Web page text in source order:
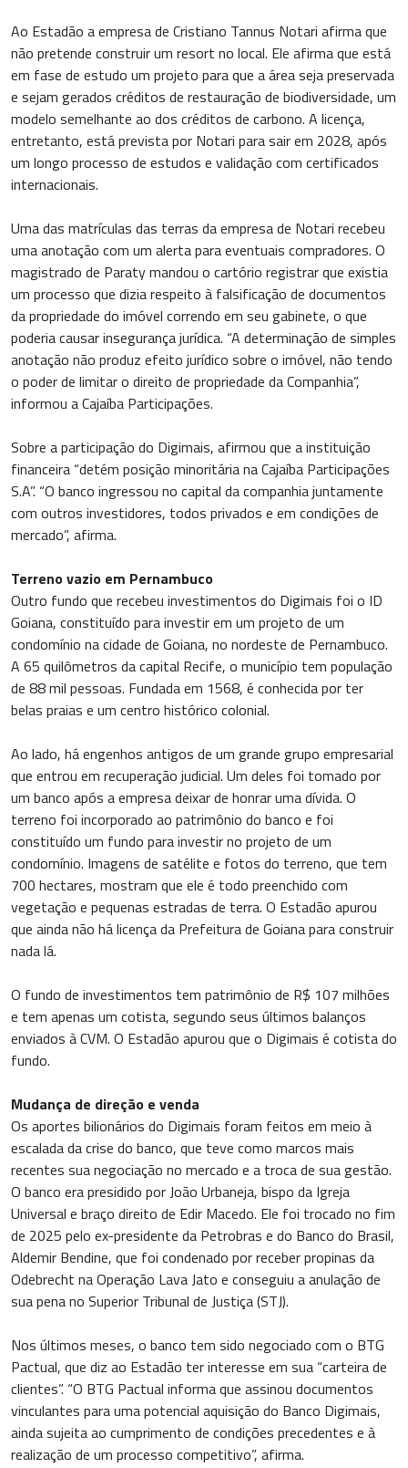
Ao Estadão a empresa de Cristiano Tannus Notari afirma que
não pretende construir um resort no local. Ele afirma que está
em fase de estudo um projeto para que a área seja preservada
e sejam gerados créditos de restauração de biodiversidade, um
modelo semelhante ao dos créditos de carbono. A licença,
entretanto, está prevista por Notari para sair em 2028, após
um longo processo de estudos e validação com certificados
internacionais.
Uma das matrículas das terras da empresa de Notari recebeu
uma anotação com um alerta para eventuais compradores. O
magistrado de Paraty mandou o cartório registrar que existia
um processo que dizia respeito à falsificação de documentos
da propriedade do imóvel correndo em seu gabinete, o que
poderia causar insegurança jurídica. “A determinação de simples
anotação não produz efeito jurídico sobre o imóvel, não tendo
o poder de limitar o direito de propriedade da Companhia”,
informou a Cajaíba Participações.
Sobre a participação do Digimais, afirmou que a instituição
financeira “detém posição minoritária na Cajaíba Participações
S.A”. “O banco ingressou no capital da companhia juntamente
com outros investidores, todos privados e em condições de
mercado”, afirma.
Terreno vazio em Pernambuco
Outro fundo que recebeu investimentos do Digimais foi o ID
Goiana, constituído para investir em um projeto de um
condomínio na cidade de Goiana, no nordeste de Pernambuco.
A 65 quilômetros da capital Recife, o município tem população
de 88 mil pessoas. Fundada em 1568, é conhecida por ter
belas praias e um centro histórico colonial.
Ao lado, há engenhos antigos de um grande grupo empresarial
que entrou em recuperação judicial. Um deles foi tomado por
um banco após a empresa deixar de honrar uma dívida. O
terreno foi incorporado ao patrimônio do banco e foi
constituído um fundo para investir no projeto de um
condomínio. Imagens de satélite e fotos do terreno, que tem
700 hectares, mostram que ele é todo preenchido com
vegetação e pequenas estradas de terra. O Estadão apurou
que ainda não há licença da Prefeitura de Goiana para construir
nada lá.
O fundo de investimentos tem patrimônio de R$ 107 milhões
e tem apenas um cotista, segundo seus últimos balanços
enviados à CVM. O Estadão apurou que o Digimais é cotista do
fundo.
Mudança de direção e venda
Os aportes bilionários do Digimais foram feitos em meio à
escalada da crise do banco, que teve como marcos mais
recentes sua negociação no mercado e a troca de sua gestão.
O banco era presidido por João Urbaneja, bispo da Igreja
Universal e braço direito de Edir Macedo. Ele foi trocado no fim
de 2025 pelo ex-presidente da Petrobras e do Banco do Brasil,
Aldemir Bendine, que foi condenado por receber propinas da
Odebrecht na Operação Lava Jato e conseguiu a anulação de
sua pena no Superior Tribunal de Justiça (STJ).
Nos últimos meses, o banco tem sido negociado com o BTG
Pactual, que diz ao Estadão ter interesse em sua “carteira de
clientes”. “O BTG Pactual informa que assinou documentos
vinculantes para uma potencial aquisição do Banco Digimais,
ainda sujeita ao cumprimento de condições precedentes e à
realização de um processo competitivo”, afirma.